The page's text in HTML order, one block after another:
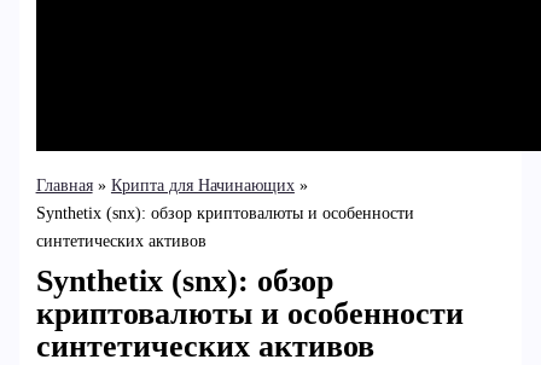
Главная
Крипта для Начинающих
Synthetix (snx): обзор криптовалюты и особенности
синтетических активов
Synthetix (snx): обзор
криптовалюты и особенности
синтетических активов